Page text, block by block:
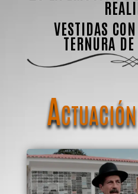
vestidas
ternura